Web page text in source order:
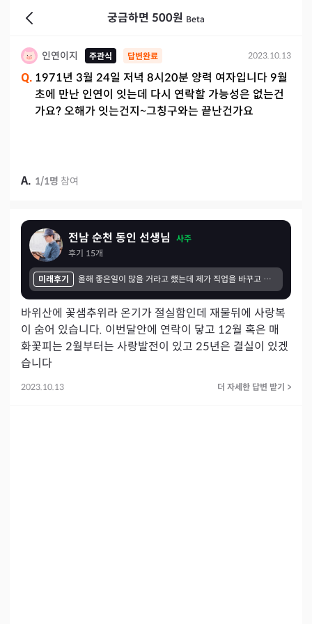
궁금하면 500원 Beta
인연이지 주관식 답변완료 2023.10.13
Q. 1971년 3월 24일 저녁 8시20분 양력 여자입니다 9월
초에 만난 인연이 잇는데 다시 연락할 가능성은 없는건
가요? 오해가 잇는건지~그칭구와는 끝난건가요
A. 1/1명 참여
전남 순천 동인 선생님
사주
후기 15개
미래후기 올해 좋은일이 많을 거라고 했는데 제가 직업을 바꾸고 싶어서 다른 직종에 지원했는데 거기에 입사하게 돼어서 일도 배울 수 있었고 저의 새로운 재능도 발견한 계기가 되었습니다. 그것 때문에 이 나이에 다른 공부를 더할 수 있는 동기부여가 된 것 같습니다. 감사합니다.^^
바위산에 꽃샘추위라 온기가 절실함인데 재물뒤에 사랑복
이 숨어 있습니다. 이번달안에 연락이 닿고 12월 혹은 매
화꽃피는 2월부터는 사랑발전이 있고 25년은 결실이 있겠
습니다
2023.10.13 더 자세한 답변 받기 >